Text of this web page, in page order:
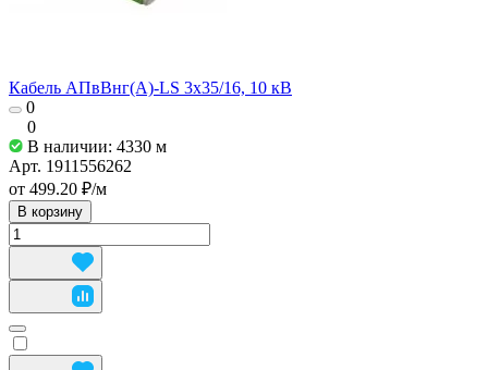
Кабель АПвВнг(А)-LS 3х35/16, 10 кВ
0
0
В наличии: 4330 м
Арт. 1911556262
от 499.20 ₽/м
В корзину